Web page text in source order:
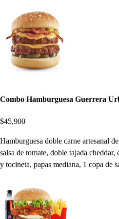
Combo Hamburguesa Guerrera
$45,900
Hamburguesa doble carne artesanal
salsa de tomate, doble tajada
y tocineta, papas mediana, 1 copa de